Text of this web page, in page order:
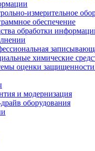
измерительное
обеспечение
обработки
химические
оценки
и модернизация
оборудования